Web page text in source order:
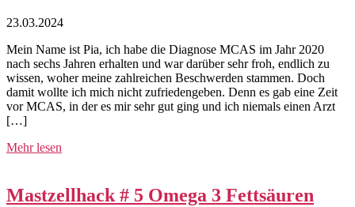
23.03.2024
Mein Name ist Pia, ich habe die Diagnose MCAS im Jahr 2020
nach sechs Jahren erhalten und war darüber sehr froh, endlich zu
wissen, woher meine zahlreichen Beschwerden stammen. Doch
damit wollte ich mich nicht zufriedengeben. Denn es gab eine Zeit
vor MCAS, in der es mir sehr gut ging und ich niemals einen Arzt
[…]
Mehr lesen
Mastzellhack # 5 Omega 3 Fettsäuren